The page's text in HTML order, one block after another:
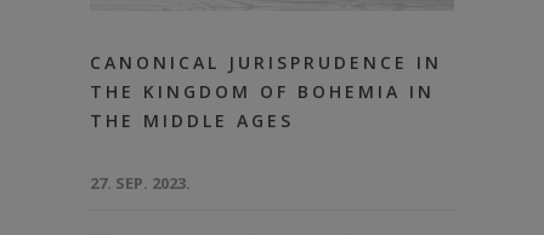
CANONICAL JURISPRUDENCE IN
THE KINGDOM OF BOHEMIA IN
THE MIDDLE AGES
27. SEP. 2023.